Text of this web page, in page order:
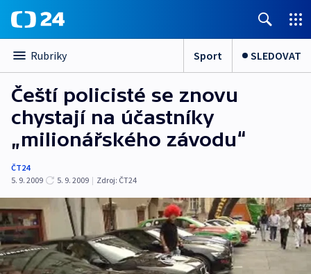
Rubriky Sport SLEDOVAT
Čeští policisté se znovu
chystají na účastníky
„milionářského závodu“
ČT24
5. 9. 2009
5. 9. 2009 | Zdroj: ČT24